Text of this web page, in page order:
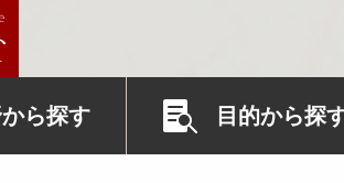
ら探す 目的から探